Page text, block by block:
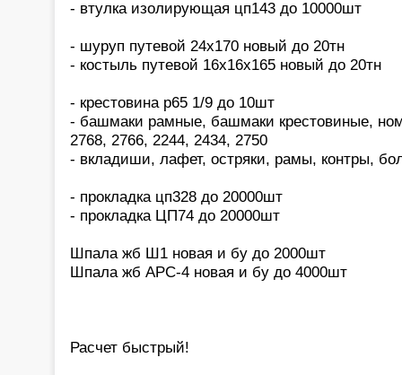
- втулка изолирующая цп143 до 10000шт
- шуруп путевой 24х170 новый до 20тн
- костыль путевой 16х16х165 новый до 20тн
- крестовина р65 1/9 до 10шт
- башмаки рамные, башмаки крестовиные,
2768, 2766, 2244, 2434, 2750
- вкладиши, лафет, остряки, рамы, контры,
- прокладка цп328 до 20000шт
- прокладка ЦП74 до 20000шт
Шпала жб Ш1 новая и бу до 2000шт
Шпала жб АРС-4 новая и бу до 4000шт
Расчет быстрый!